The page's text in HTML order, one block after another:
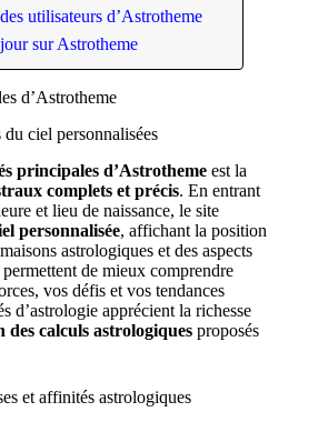
utilisateurs d’Astrotheme
sur Astrotheme
d’Astrotheme
du ciel personnalisées
principales d’Astrotheme est la
complets et précis. En entrant
et lieu de naissance, le site
personnalisée, affichant la position
astrologiques et des aspects
de mieux comprendre
vos défis et vos tendances
d’astrologie apprécient la richesse
des calculs astrologiques proposés
et affinités astrologiques